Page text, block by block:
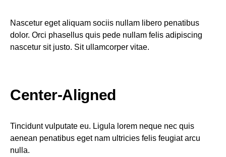
Nascetur eget aliquam sociis nullam libero penatibus
dolor. Orci phasellus quis pede nullam felis adipiscing
nascetur sit justo. Sit ullamcorper vitae.
Center-Aligned
Tincidunt vulputate eu. Ligula lorem neque nec quis
aenean penatibus eget nam ultricies felis feugiat arcu
nulla.